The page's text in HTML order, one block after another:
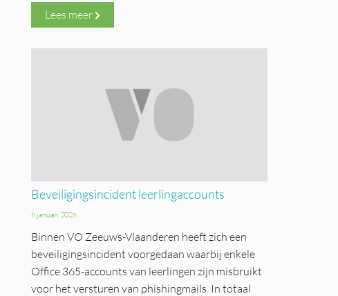
Lees meer
Beveiligingsincident leerlingaccounts
6 januari 2026
Binnen VO Zeeuws-Vlaanderen heeft zich een
beveiligingsincident voorgedaan waarbij enkele
Office 365-accounts van leerlingen zijn misbruikt
voor het versturen van phishingmails. In totaal